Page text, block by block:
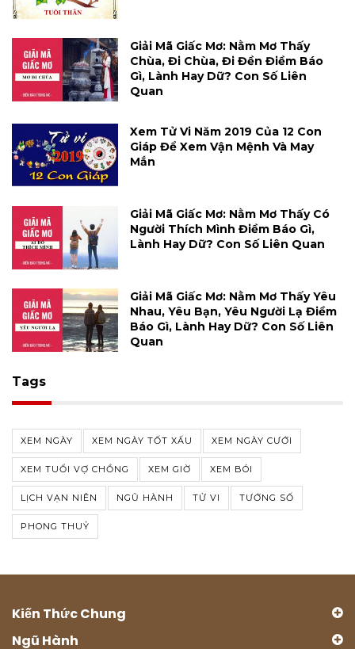
Giải Mã Giấc Mơ: Nằm Mơ Thấy
Chùa, Đi Chùa, Đi Đền Điềm Báo
Gì, Lành Hay Dữ? Con Số Liên
Quan
Xem Tử Vi Năm 2019 Của 12 Con
Giáp Để Xem Vận Mệnh Và May
Mắn
Giải Mã Giấc Mơ: Nằm Mơ Thấy Có
Người Thích Mình Điềm Báo Gì,
Lành Hay Dữ? Con Số Liên Quan
Giải Mã Giấc Mơ: Nằm Mơ Thấy Yêu
Nhau, Yêu Bạn, Yêu Người Lạ Điềm
Báo Gì, Lành Hay Dữ? Con Số Liên
Quan
Tags
XEM NGÀY XEM NGÀY TỐT XẤU XEM NGÀY CƯỚI
XEM TUỔI VỢ CHỒNG XEM GIỜ XEM BÓI
LỊCH VẠN NIÊN NGŨ HÀNH TỬ VI TƯỚNG SỐ
PHONG THUỶ
Kiến Thức Chung
Ngũ Hành